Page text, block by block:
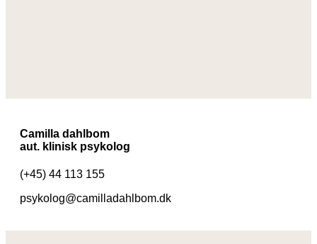
Camilla dahlbom
aut. klinisk psykolog
(+45) 44 113 155
psykolog@camilladahlbom.dk